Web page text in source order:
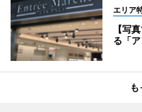
エリア
【写
る「ア
も